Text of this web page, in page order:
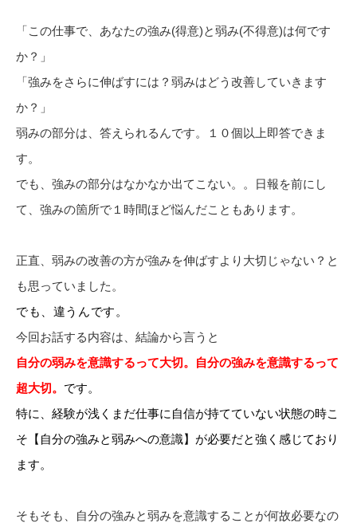
「この仕事で、あなたの強み(得意)と弱み(不得意)は何です
か？」
「強みをさらに伸ばすには？弱みはどう改善していきます
か？」
弱みの部分は、答えられるんです。１０個以上即答できま
す。
でも、強みの部分はなかなか出てこない。。日報を前にし
て、強みの箇所で１時間ほど悩んだこともあります。
正直、弱みの改善の方が強みを伸ばすより大切じゃない？と
も思っていました。
でも、違うんです。
今回お話する内容は、結論から言うと
自分の弱みを意識するって大切。自分の強みを意識するって
超大切。 です。
特に、経験が浅くまだ仕事に自信が持てていない状態の時こ
そ【自分の強みと弱みへの意識】が必要だと強く感じており
ます。
そもそも、自分の強みと弱みを意識することが何故必要なの